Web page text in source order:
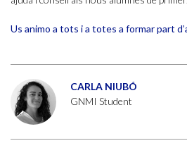
Us animo a tots i a totes a formar part
CARLA NIUBÓ
GNMI Student